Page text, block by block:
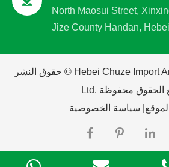
North Maosui Street,
Jize County Handan,
حقوق النشر © Hebei Chuze Import
Ltd.
سياسة الخصوصية